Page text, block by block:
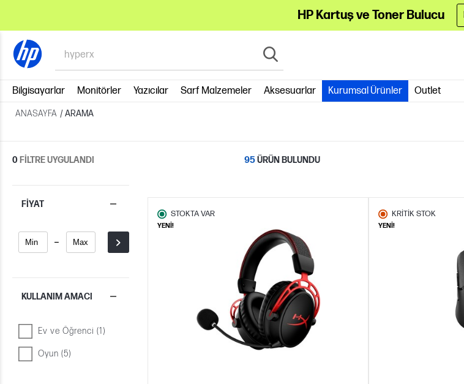
HP Kartuş ve Toner Bulucu
Bilgisayarlar Monitörler Yazıcılar Sarf Malzemeler Aksesuarlar Kurumsal Ürünler Outlet
ANASAYFA /ARAMA
0 FİLTRE UYGULANDI 95ÜRÜN BULUNDU
FIYAT
-
KULLANIM AMACI
Ev ve Öğrenci (1)
Oyun (5)
STOKTA VAR
YENİ!
KRİTİK STOK
YENİ!